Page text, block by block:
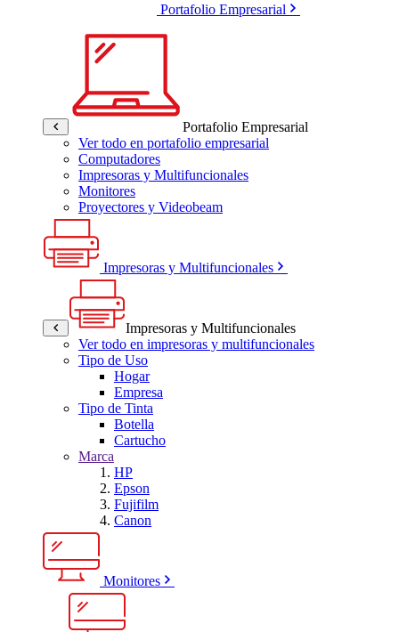
Portafolio Empresarial
Portafolio Empresarial
Ver todo en portafolio empresarial
Computadores
Impresoras y Multifuncionales
Monitores
Proyectores y Videobeam
Impresoras y Multifuncionales
Impresoras y Multifuncionales
Ver todo en impresoras y multifuncionales
Tipo de Uso
Hogar
Empresa
Tipo de Tinta
Botella
Cartucho
Marca
HP
Epson
Fujifilm
Canon
Monitores